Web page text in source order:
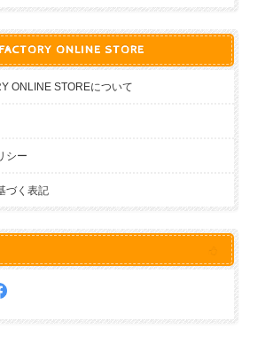
ONLINE STORE
ONLINE STOREについて
シー
づく表記